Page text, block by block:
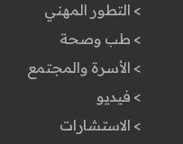
> التطور المهني
> طب وصحة
> الأسرة والمجتمع
> فيديو
> الاستشارات